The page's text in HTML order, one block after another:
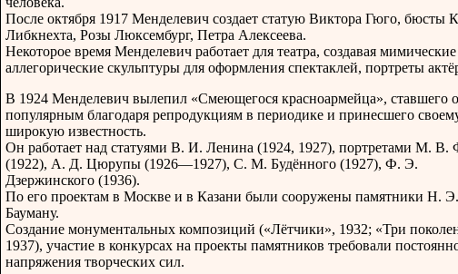
После октября 1917 Менделевич создает статую Виктора Гюго, бюсты
Либкнехта, Розы Люксембург, Петра Алексеева.
Некоторое время Менделевич работает для театра, создавая
аллегорические скульптуры для оформления спектаклей, портреты
В 1924 Менделевич вылепил «Смеющегося красноармейца», ставшего
популярным благодаря репродукциям в периодике и принесшего
широкую известность.
Он работает над статуями В. И. Ленина (1924, 1927), портретами М. В.
(1922), А. Д. Цюрупы (1926—1927), С. М. Будённого (1927), Ф. Э.
Дзержинского (1936).
По его проектам в Москве и в Казани были сооружены памятники Н. Э.
Бауману.
Создание монументальных композиций («Лётчики», 1932; «Три
1937), участие в конкурсах на проекты памятников требовали
напряжения творческих сил.